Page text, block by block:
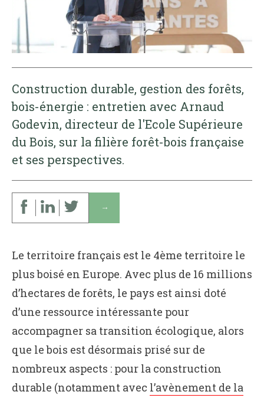
Construction durable, gestion des forêts,
bois-énergie : entretien avec Arnaud
Godevin, directeur de l'Ecole Supérieure
du Bois, sur la filière forêt-bois française
et ses perspectives.
↓
Le territoire français est le 4ème territoire le
plus boisé en Europe. Avec plus de 16 millions
d’hectares de forêts, le pays est ainsi doté
d’une ressource intéressante pour
accompagner sa transition écologique, alors
que le bois est désormais prisé sur de
nombreux aspects : pour la construction
durable (notamment avec l’avènement de la